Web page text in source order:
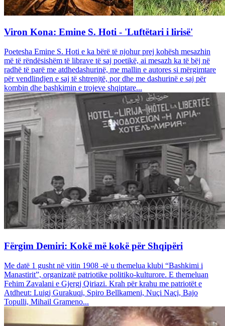
Viron Kona: Emine S. Hoti - 'Luftëtari i lirisë'
Poetesha Emine S. Hoti e ka bërë të njohur prej kohësh mesazhin
më të rëndësishëm të librave të saj poetikë, ai mesazh ka të bëj në
radhë të parë me atdhedashurinë, me mallin e autores si mërgimtare
për vendlindjen e saj të shtrenjtë, por dhe me dashurinë e saj për
kombin dhe bashkimin e trojeve shqiptare...
Fërgim Demiri: Kokë më kokë për Shqipëri
Me datë 1 gusht në vitin 1908 -të u themelua klubi “Bashkimi i
Manastirit”, organizatë patriotike politiko-kulturore. E themeluan
Fehim Zavalani e Gjergj Qiriazi. Krah për krahu me patriotët e
Atdheut: Luigj Gurakuqi, Spiro Bellkameni, Nuçi Naçi, Bajo
Topulli, Mihail Grameno...